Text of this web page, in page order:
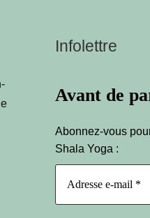
Infolettre
Avant de
Abonnez-vous
Shala Yoga :